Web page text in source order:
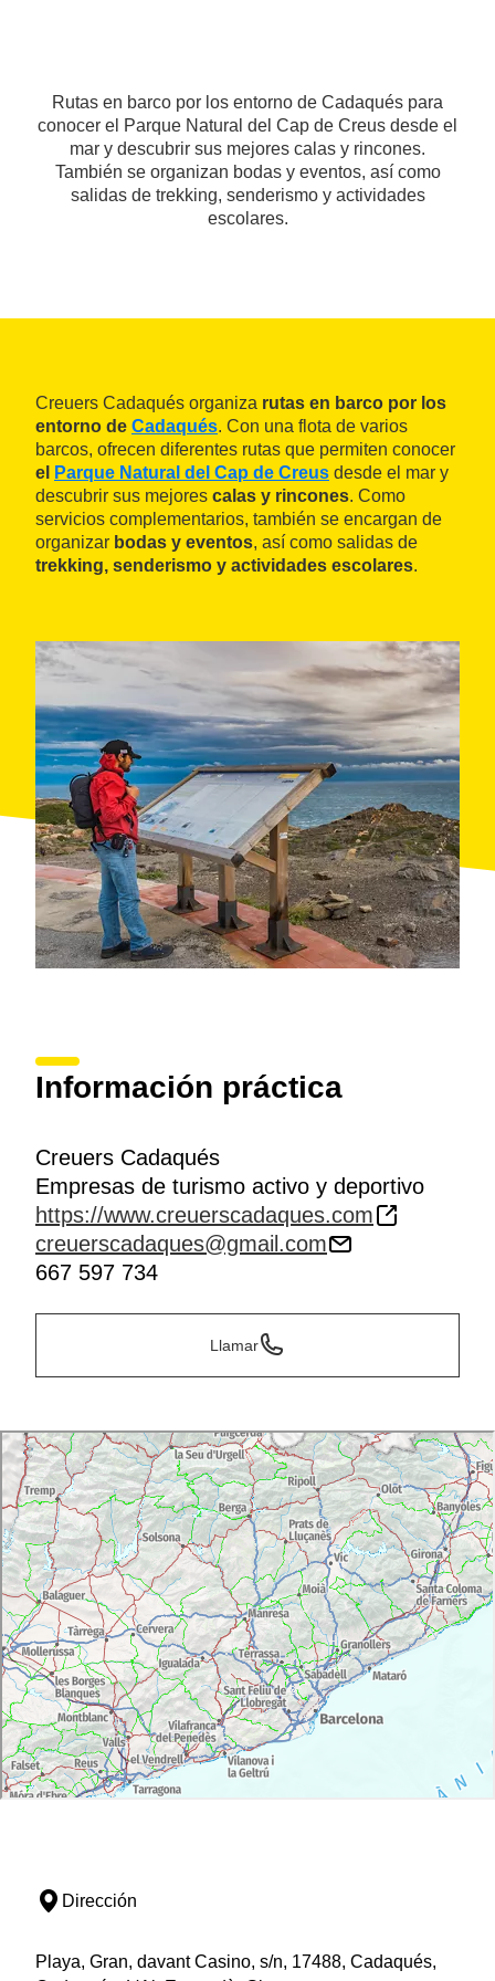
Rutas en barco por los entorno de Cadaqués para
conocer el Parque Natural del Cap de Creus desde el
mar y descubrir sus mejores calas y rincones.
También se organizan bodas y eventos, así como
salidas de trekking, senderismo y actividades
escolares.
Creuers Cadaqués organiza rutas en barco por los
entorno de Cadaqués. Con una flota de varios
barcos, ofrecen diferentes rutas que permiten conocer
el
Parque Natural del Cap de Creus desde el mar y
descubrir sus mejores calas y rincones. Como
servicios complementarios, también se encargan de
organizar bodas y eventos, así como salidas de
trekking, senderismo y actividades escolares.
Información práctica
Creuers Cadaqués
Empresas de turismo activo y deportivo
https://www.creuerscadaques.com
creuerscadaques@gmail.com
667 597 734
Llamar
Dirección
Playa, Gran, davant Casino, s/n, 17488, Cadaqués,